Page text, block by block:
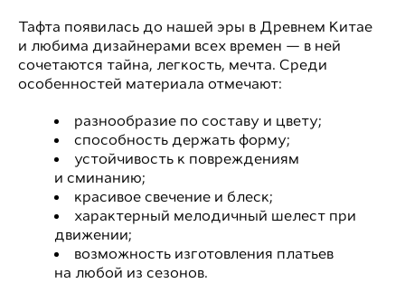
Тафта появилась до нашей эры в Древнем Китае
и любима дизайнерами всех времен — в ней
сочетаются тайна, легкость, мечта. Среди
особенностей материала отмечают:
разнообразие по составу и цвету;
способность держать форму;
устойчивость к повреждениям
и сминанию;
красивое свечение и блеск;
характерный мелодичный шелест при
движении;
возможность изготовления платьев
на любой из сезонов.